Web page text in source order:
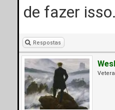
de fazer isso.
Respostas